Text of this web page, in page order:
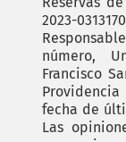
2023-
número,
Francisco
fecha de
Las